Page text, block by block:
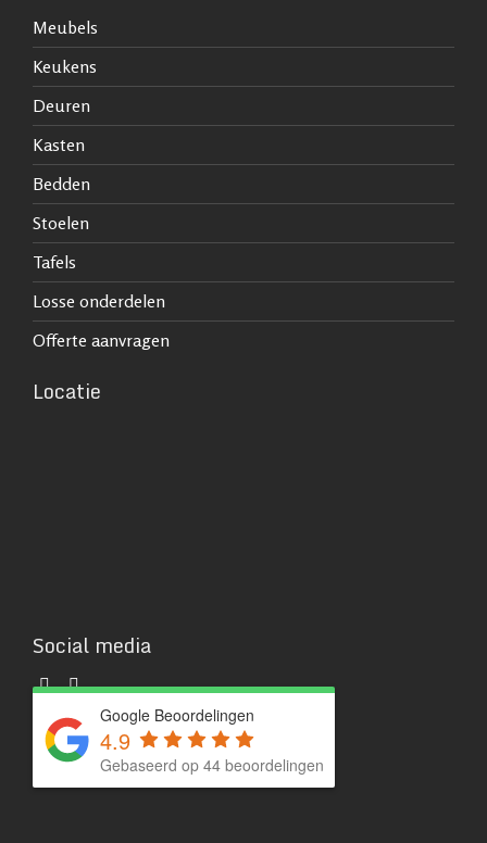
Meubels
Keukens
Deuren
Kasten
Bedden
Stoelen
Tafels
Losse onderdelen
Offerte aanvragen
Locatie
Social media
Google Beoordelingen
4.9
Gebaseerd op 44 beoordelingen